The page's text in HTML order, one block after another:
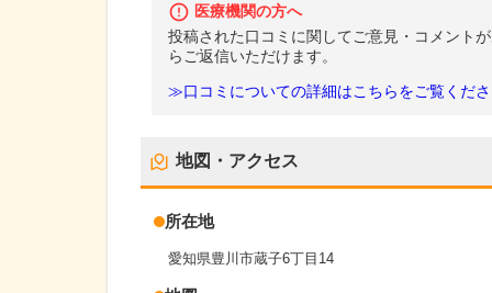
医療機関の方へ
投稿された口コミに関してご意見・コメント
らご返信いただけます。
≫口コミについての詳細はこちらをご覧くださ
地図・アクセス
所在地
愛知県豊川市蔵子6丁目14